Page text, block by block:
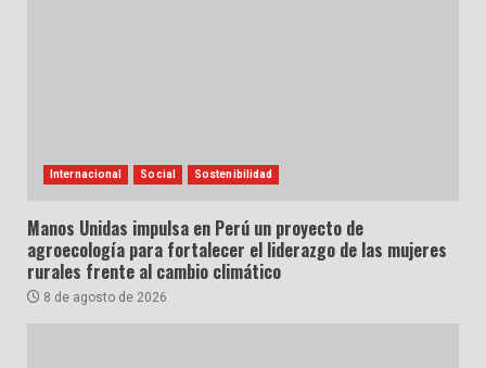
Internacional Social Sostenibilidad
Manos Unidas impulsa en Perú un proyecto de
agroecología para fortalecer el liderazgo de las mujeres
rurales frente al cambio climático
8 de agosto de 2026